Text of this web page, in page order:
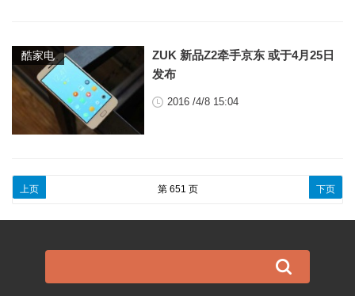
酷家电
ZUK 新品Z2牵手京东 或于4月25日
发布
2016 /4/8 15:04
文章导航
上页 第 651 页 下页